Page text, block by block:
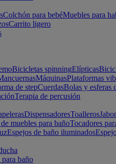
Colchón para bebéMuebles para
Carrito ligero
Bicicletas spinningElípticas
MáquinasPlataformas
de stepCuerdasBolas y esferas
Terapia de percusión
DispensadoresToalleros
muebles para bañoTocadores
Espejos de baño iluminados
baño